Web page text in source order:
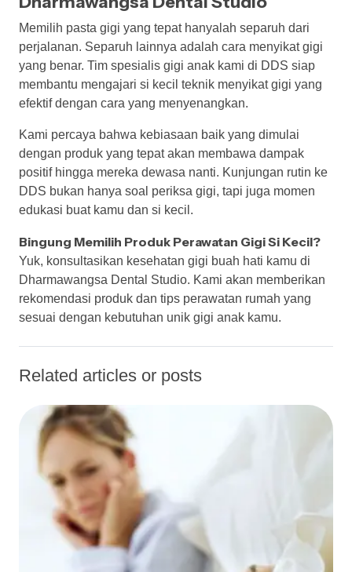
Memilih pasta gigi yang tepat hanyalah separuh dari
perjalanan. Separuh lainnya adalah cara menyikat gigi
yang benar. Tim spesialis gigi anak kami di DDS siap
membantu mengajari si kecil teknik menyikat gigi yang
efektif dengan cara yang menyenangkan.
Kami percaya bahwa kebiasaan baik yang dimulai
dengan produk yang tepat akan membawa dampak
positif hingga mereka dewasa nanti. Kunjungan rutin ke
DDS bukan hanya soal periksa gigi, tapi juga momen
edukasi buat kamu dan si kecil.
Bingung Memilih Produk Perawatan Gigi Si Kecil?
Yuk, konsultasikan kesehatan gigi buah hati kamu di
Dharmawangsa Dental Studio. Kami akan memberikan
rekomendasi produk dan tips perawatan rumah yang
sesuai dengan kebutuhan unik gigi anak kamu.
Related articles or posts